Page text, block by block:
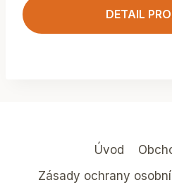
DETAIL
Úvod
Zásady ochrany